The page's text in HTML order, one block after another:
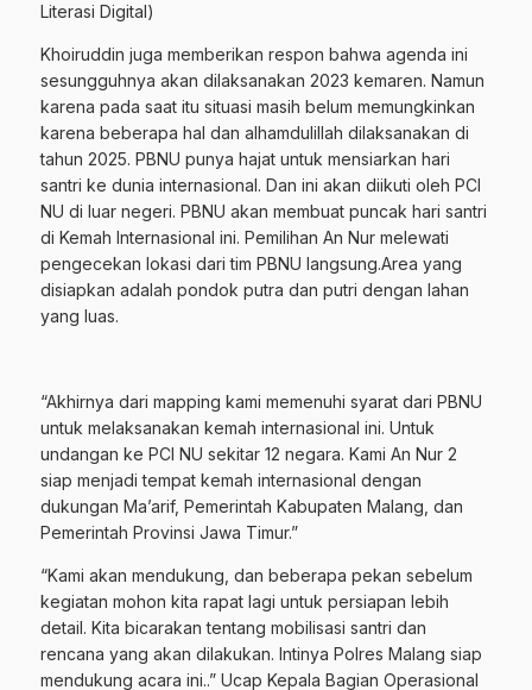
Literasi Digital)
Khoiruddin juga memberikan respon bahwa agenda ini
sesungguhnya akan dilaksanakan 2023 kemaren. Namun
karena pada saat itu situasi masih belum memungkinkan
karena beberapa hal dan alhamdulillah dilaksanakan di
tahun 2025. PBNU punya hajat untuk mensiarkan hari
santri ke dunia internasional. Dan ini akan diikuti oleh PCI
NU di luar negeri. PBNU akan membuat puncak hari santri
di Kemah Internasional ini. Pemilihan An Nur melewati
pengecekan lokasi dari tim PBNU langsung.Area yang
disiapkan adalah pondok putra dan putri dengan lahan
yang luas.
“Akhirnya dari mapping kami memenuhi syarat dari PBNU
untuk melaksanakan kemah internasional ini. Untuk
undangan ke PCI NU sekitar 12 negara. Kami An Nur 2
siap menjadi tempat kemah internasional dengan
dukungan Ma’arif, Pemerintah Kabupaten Malang, dan
Pemerintah Provinsi Jawa Timur.”
“Kami akan mendukung, dan beberapa pekan sebelum
kegiatan mohon kita rapat lagi untuk persiapan lebih
detail. Kita bicarakan tentang mobilisasi santri dan
rencana yang akan dilakukan. Intinya Polres Malang siap
mendukung acara ini..” Ucap Kepala Bagian Operasional